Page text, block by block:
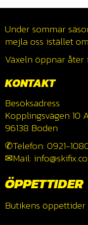
Under sommar
mejla oss istället
Växeln öppnar åter
KONTAKT
Besöksadress
Kopplingsvägen 10
96138 Boden
✆Telefon: 0921-
✉Mail:
ÖPPETTIDER
Butikens